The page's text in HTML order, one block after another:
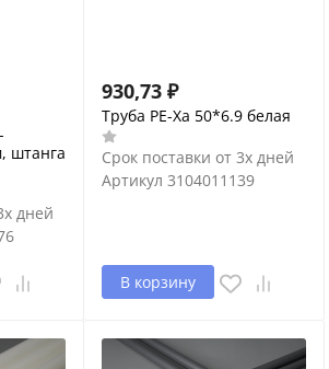
штанга
дней
930,73 ₽
Труба PE-Xa 50*6.9 белая
Срок поставки от 3х дней
Артикул 3104011139
В корзину